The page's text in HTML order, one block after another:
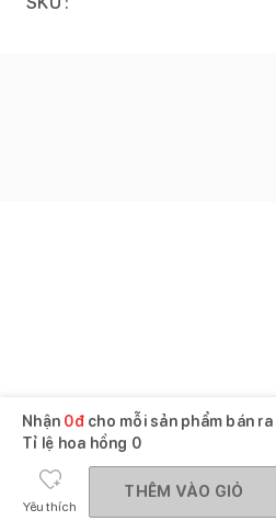
Nhận 0đcho mỗi sản phẩm bán ra
Tỉ lệ hoa hồng 0
Yêu thích
THÊM VÀO GIỎ